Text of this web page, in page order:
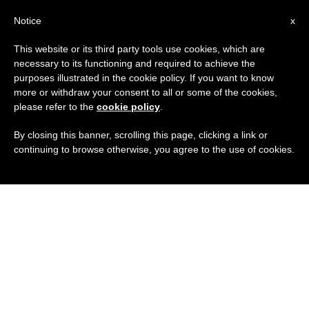
x
Notice
This website or its third party tools use cookies, which are
necessary to its functioning and required to achieve the
purposes illustrated in the cookie policy. If you want to know
more or withdraw your consent to all or some of the cookies,
please refer to the cookie policy
By closing this banner, scrolling this page, clicking a link or
continuing to browse otherwise, you agree to the use of cookies.